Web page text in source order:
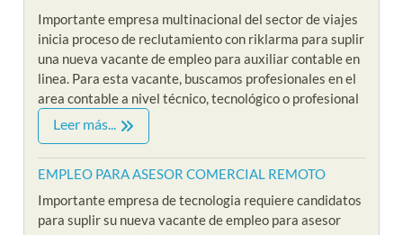
Importante empresa multinacional del sector de viajes
inicia proceso de reclutamiento con riklarma para suplir
una nueva vacante de empleo para auxiliar contable en
linea. Para esta vacante, buscamos profesionales en el
area contable a nivel técnico, tecnológico o profesional
Leer más...
EMPLEO PARA ASESOR COMERCIAL REMOTO
Importante empresa de tecnologia requiere candidatos
para suplir su nueva vacante de empleo para asesor